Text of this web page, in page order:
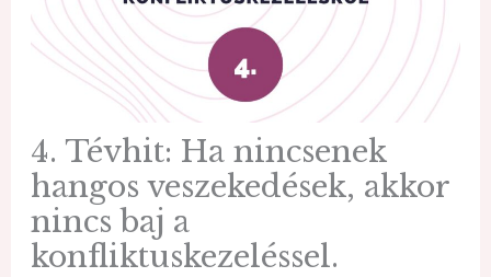
4. Tévhit: Ha nincsenek
hangos veszekedések, akkor
nincs baj a
konfliktuskezeléssel.